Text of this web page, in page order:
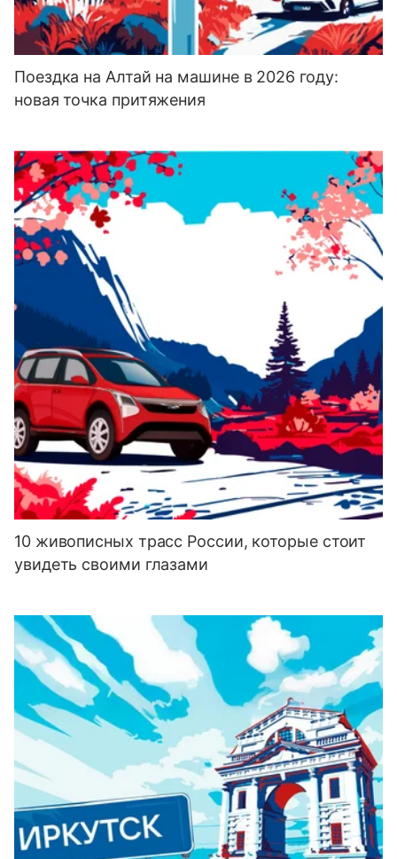
Поездка на Алтай на машине в 2026 году:
новая точка притяжения
10 живописных трасс России, которые стоит
увидеть своими глазами